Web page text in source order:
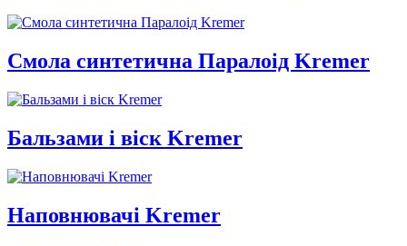
Смола синтетична Паралоід Kremer
Бальзами і віск Kremer
Наповнювачі Kremer